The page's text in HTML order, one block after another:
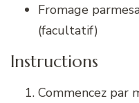
Fromage
(facultatif)
Instructions
Commencez par